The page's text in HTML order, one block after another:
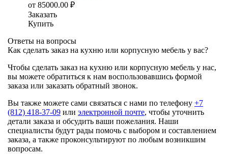
от 85000.00 ₽
Заказать
Купить
Ответы на вопросы
Как сделать заказ на кухню или корпусную мебель у вас?
Чтобы сделать заказ на кухню или корпусную мебель у нас,
вы можете обратиться к нам воспользовавшись формой
заказа или заказать обратный звонок.
Вы также можете сами связаться с нами по телефону +7
(812) 418-37-09 или электронной почте, чтобы уточнить
детали заказа и обсудить ваши пожелания. Наши
специалисты будут рады помочь с выбором и составлением
заказа, а также проконсультируют по любым возникшим
вопросам.